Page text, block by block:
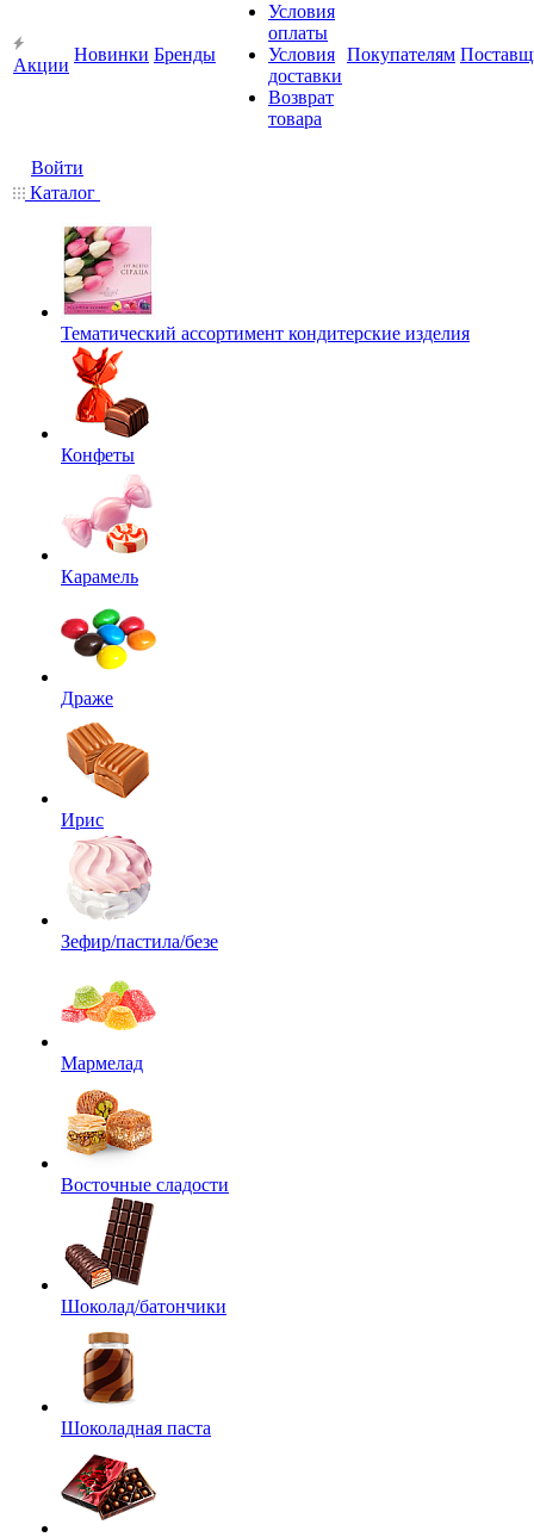
Акции
Новинки Бренды
Условия
оплаты
Условия
доставки
Возврат
товара
Покупателям
Войти
Каталог
Тематический ассортимент кондитерские изделия
Конфеты
Карамель
Драже
Ирис
Зефир/пастила/безе
Мармелад
Восточные сладости
Шоколад/батончики
Шоколадная паста